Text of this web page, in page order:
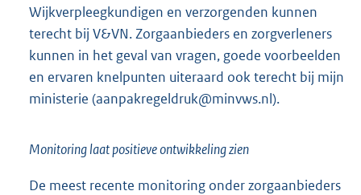
Wijkverpleegkundigen en verzorgenden kunnen
terecht bij V&VN. Zorgaanbieders en zorgverleners
kunnen in het geval van vragen, goede voorbeelden
en ervaren knelpunten uiteraard ook terecht bij mijn
ministerie (aanpakregeldruk@minvws.nl).
Monitoring laat positieve ontwikkeling zien
De meest recente monitoring onder zorgaanbieders